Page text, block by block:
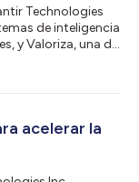
Technologies
de inteligencia
y Valoriza, una de
de gestión de
de la gestión
acelerar la